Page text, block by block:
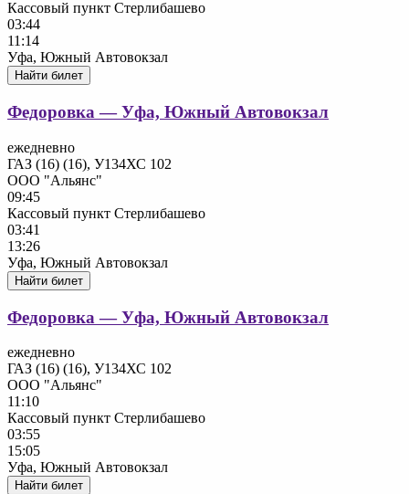
Кассовый пункт Стерлибашево
03:44
11:14
Уфа, Южный Автовокзал
Найти билет
Федоровка — Уфа, Южный Автовокзал
ежедневно
ГАЗ (16) (16), У134ХС 102
ООО "Альянс"
09:45
Кассовый пункт Стерлибашево
03:41
13:26
Уфа, Южный Автовокзал
Найти билет
Федоровка — Уфа, Южный Автовокзал
ежедневно
ГАЗ (16) (16), У134ХС 102
ООО "Альянс"
11:10
Кассовый пункт Стерлибашево
03:55
15:05
Уфа, Южный Автовокзал
Найти билет